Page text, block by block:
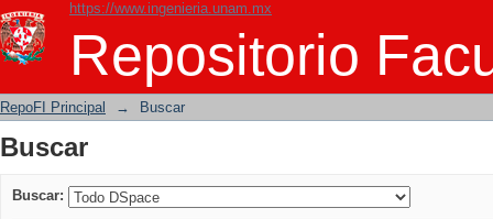
https://www.ingenieria.unam.mx
Repositorio
Buscar
RepoFI Principal → Buscar
Buscar
Buscar: